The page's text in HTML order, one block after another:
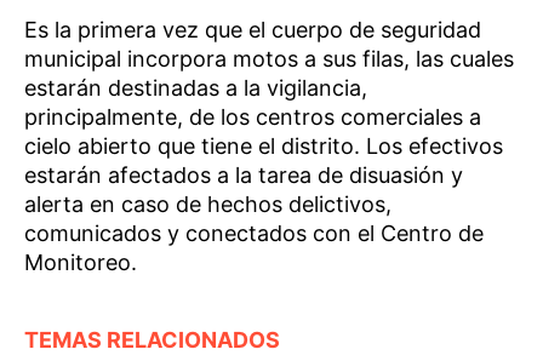
Es la primera vez que el cuerpo de seguridad
municipal incorpora motos a sus filas, las cuales
estarán destinadas a la vigilancia,
principalmente, de los centros comerciales a
cielo abierto que tiene el distrito. Los efectivos
estarán afectados a la tarea de disuasión y
alerta en caso de hechos delictivos,
comunicados y conectados con el Centro de
Monitoreo.
TEMAS RELACIONADOS